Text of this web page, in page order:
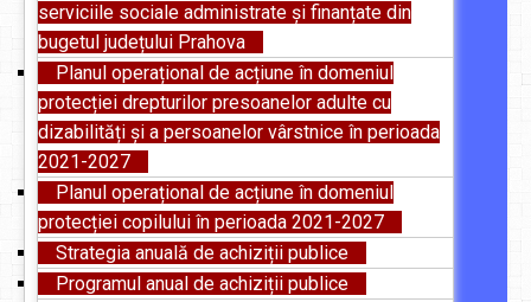
serviciile sociale administrate și finanțate din
bugetul județului Prahova
Planul operațional de acțiune în domeniul
protecției drepturilor presoanelor adulte cu
dizabilități și a persoanelor vârstnice în perioada
2021-2027
Planul operațional de acțiune în domeniul
protecției copilului în perioada 2021-2027
Strategia anuală de achiziții publice
Programul anual de achiziții publice